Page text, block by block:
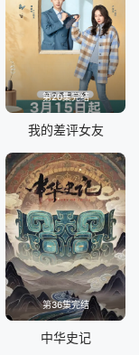
第20集完结
我的差评女友
第36集完结
中华史记